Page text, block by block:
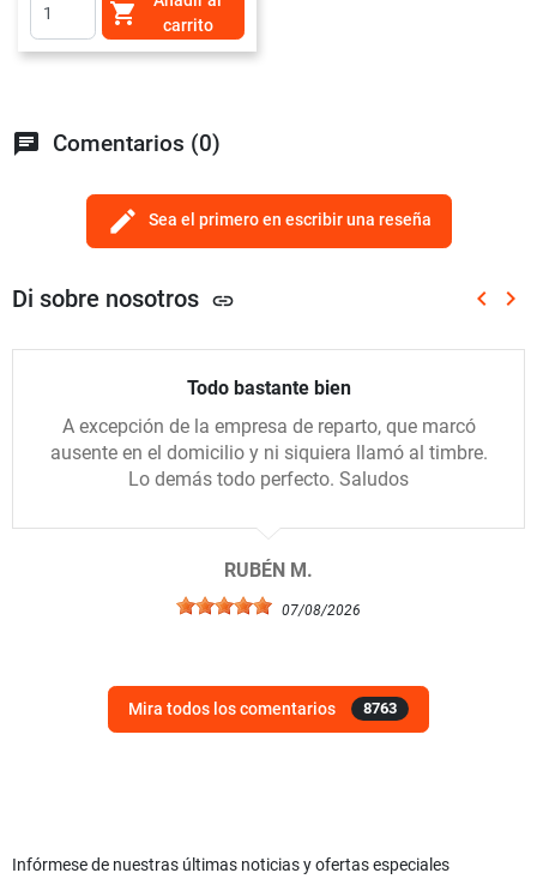

carrito
chat Comentarios (0)
edit Sea el primero en escribir una reseña
Di sobre nosotros link keyboard_arrow_left keyboard_arrow_right
Todo bastante bien
A excepción de la empresa de reparto, que marcó
ausente en el domicilio y ni siquiera llamó al timbre.
Lo demás todo perfecto. Saludos
RUBÉN M.
07/08/2026
Mira todos los comentarios 8763
Infórmese de nuestras últimas noticias y ofertas especiales